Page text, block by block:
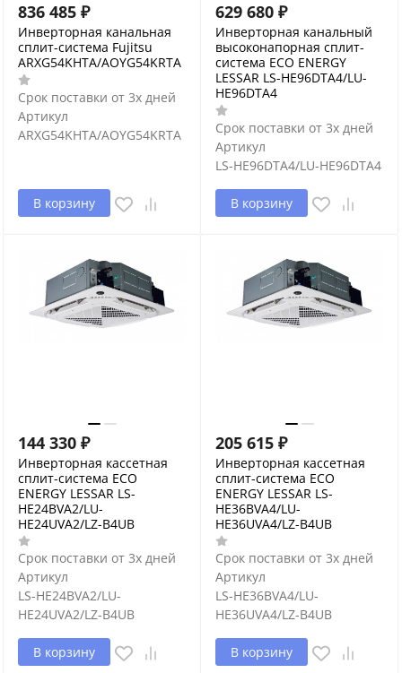
836 485 ₽
Инверторная канальная
сплит-система Fujitsu
ARXG54KHTA/AOYG54KRTA
Срок поставки от 3х дней
Артикул
ARXG54KHTA/AOYG54KRTA
В корзину
629 680 ₽
Инверторная канальный
высоконапорная сплит-
система ECO ENERGY
LESSAR LS-HE96DTA4/LU-
HE96DTA4
Срок поставки от 3х дней
Артикул
LS-HE96DTA4/LU-HE96DTA4
В корзину
144 330 ₽
Инверторная кассетная
сплит-система ECO
ENERGY LESSAR LS-
HE24BVA2/LU-
HE24UVA2/LZ-B4UB
Срок поставки от 3х дней
Артикул
LS-HE24BVA2/LU-
HE24UVA2/LZ-B4UB
В корзину
205 615 ₽
Инверторная кассетная
сплит-система ECO
ENERGY LESSAR LS-
HE36BVA4/LU-
HE36UVA4/LZ-B4UB
Срок поставки от 3х дней
Артикул
LS-HE36BVA4/LU-
HE36UVA4/LZ-B4UB
В корзину